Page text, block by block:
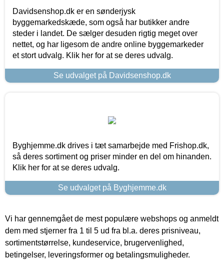
Davidsenshop.dk er en sønderjysk
byggemarkedskæde, som også har butikker andre
steder i landet. De sælger desuden rigtig meget over
nettet, og har ligesom de andre online byggemarkeder
et stort udvalg. Klik her for at se deres udvalg.
Se udvalget på Davidsenshop.dk
Byghjemme.dk drives i tæt samarbejde med Frishop.dk,
så deres sortiment og priser minder en del om hinanden.
Klik her for at se deres udvalg.
Se udvalget på Byghjemme.dk
Vi har gennemgået de mest populære webshops og anmeldt
dem med stjerner fra 1 til 5 ud fra bl.a. deres prisniveau,
sortimentstørrelse, kundeservice, brugervenlighed,
betingelser, leveringsformer og betalingsmuligheder.